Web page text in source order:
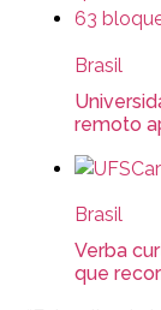
Brasil
remoto
Brasil
Verba
que